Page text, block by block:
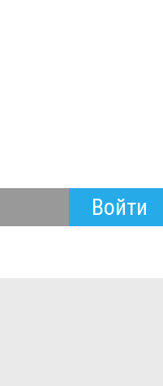
Войти